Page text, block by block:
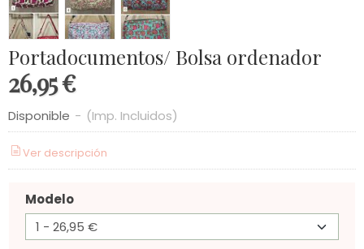
Portadocumentos/ Bolsa ordenador
26,95 €
Disponible - (Imp. Incluidos)
Ver descripción
Modelo